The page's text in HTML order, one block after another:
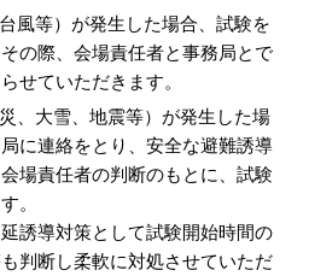
風等）が発生した場合、試験を
の際、会場責任者と事務局とで
せていただきます。
、大雪、地震等）が発生した場
に連絡をとり、安全な避難誘導
場責任者の判断のもとに、試験
。
誘導対策として試験開始時間の
判断し柔軟に対処させていただ